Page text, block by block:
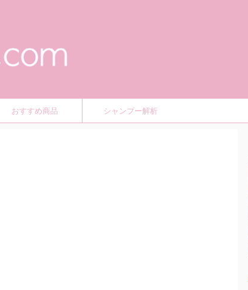
おすすめ商品 シャンプー解析